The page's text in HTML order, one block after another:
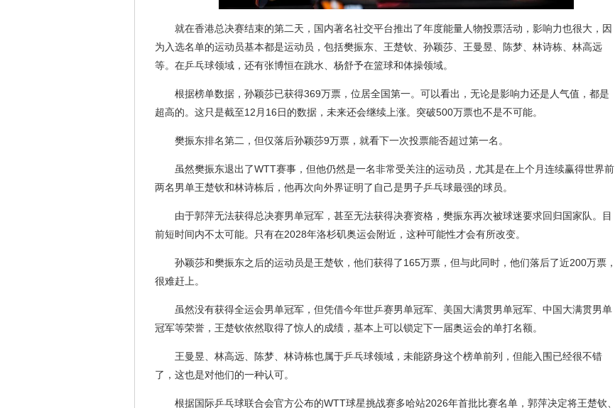
就在香港总决赛结束的第二天，国内著名社交平台推出了年度能量人物投票活动，影响力也很大，因
为入选名单的运动员基本都是运动员，包括樊振东、王楚钦、孙颖莎、王曼昱、陈梦、林诗栋、林高远
等。在乒乓球领域，还有张博恒在跳水、杨舒予在篮球和体操领域。
根据榜单数据，孙颖莎已获得369万票，位居全国第一。可以看出，无论是影响力还是人气值，都是
超高的。这只是截至12月16日的数据，未来还会继续上涨。突破500万票也不是不可能。
樊振东排名第二，但仅落后孙颖莎9万票，就看下一次投票能否超过第一名。
虽然樊振东退出了WTT赛事，但他仍然是一名非常受关注的运动员，尤其是在上个月连续赢得世界前
两名男单王楚钦和林诗栋后，他再次向外界证明了自己是男子乒乓球最强的球员。
由于郭萍无法获得总决赛男单冠军，甚至无法获得决赛资格，樊振东再次被球迷要求回归国家队。目
前短时间内不太可能。只有在2028年洛杉矶奥运会附近，这种可能性才会有所改变。
孙颖莎和樊振东之后的运动员是王楚钦，他们获得了165万票，但与此同时，他们落后了近200万票，
很难赶上。
虽然没有获得全运会男单冠军，但凭借今年世乒赛男单冠军、美国大满贯男单冠军、中国大满贯男单
冠军等荣誉，王楚钦依然取得了惊人的成绩，基本上可以锁定下一届奥运会的单打名额。
王曼昱、林高远、陈梦、林诗栋也属于乒乓球领域，未能跻身这个榜单前列，但能入围已经很不错
了，这也是对他们的一种认可。
根据国际乒乓球联合会官方公布的WTT球星挑战赛多哈站2026年首批比赛名单，郭萍决定将王楚钦、